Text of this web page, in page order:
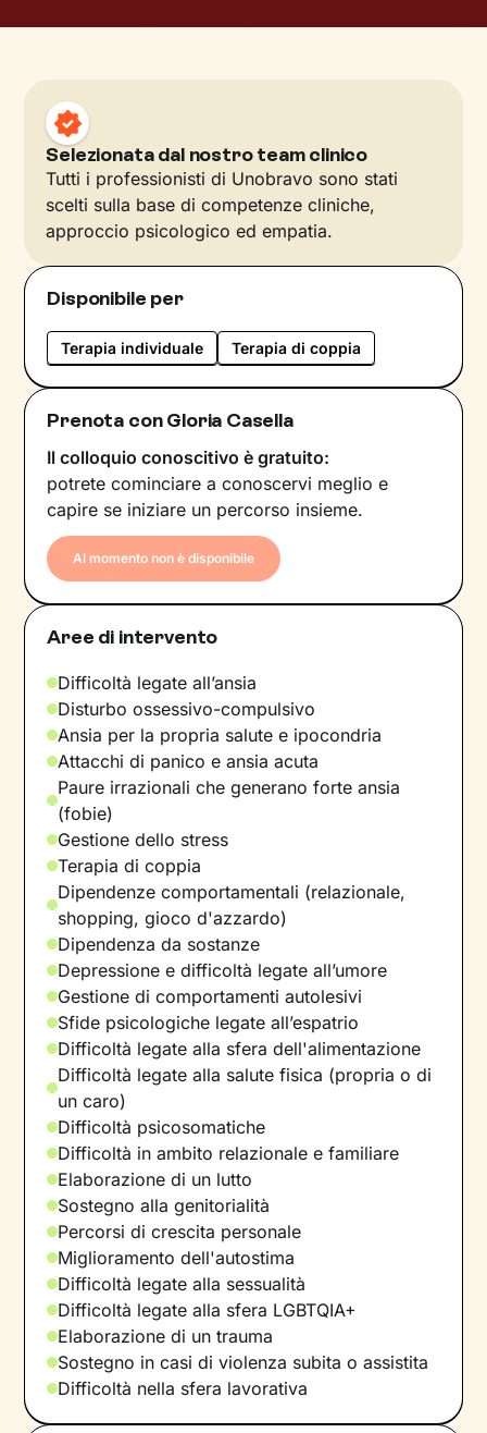
Selezionata dal nostro team clinico
Tutti i professionisti di Unobravo sono stati
scelti sulla base di competenze cliniche,
approccio psicologico ed empatia.
Disponibile per
Terapia individuale Terapia di coppia
Prenota con Gloria Casella
Il colloquio conoscitivo è gratuito:
potrete cominciare a conoscervi meglio e
capire se iniziare un percorso insieme.
Al momento non è disponibile
Aree di intervento
Difficoltà legate all’ansia
Disturbo ossessivo-compulsivo
Ansia per la propria salute e ipocondria
Attacchi di panico e ansia acuta
Paure irrazionali che generano forte ansia
(fobie)
Gestione dello stress
Terapia di coppia
Dipendenze comportamentali (relazionale,
shopping, gioco d'azzardo)
Dipendenza da sostanze
Depressione e difficoltà legate all’umore
Gestione di comportamenti autolesivi
Sfide psicologiche legate all’espatrio
Difficoltà legate alla sfera dell'alimentazione
Difficoltà legate alla salute fisica (propria o di
un caro)
Difficoltà psicosomatiche
Difficoltà in ambito relazionale e familiare
Elaborazione di un lutto
Sostegno alla genitorialità
Percorsi di crescita personale
Miglioramento dell'autostima
Difficoltà legate alla sessualità
Difficoltà legate alla sfera LGBTQIA+
Elaborazione di un trauma
Sostegno in casi di violenza subita o assistita
Difficoltà nella sfera lavorativa